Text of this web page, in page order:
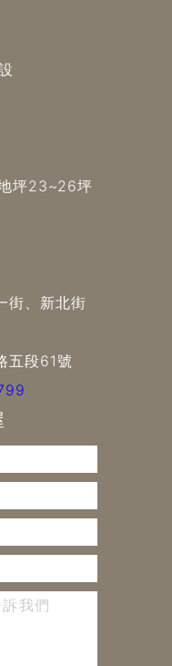
坪23~26坪
街、新北街
五段61號